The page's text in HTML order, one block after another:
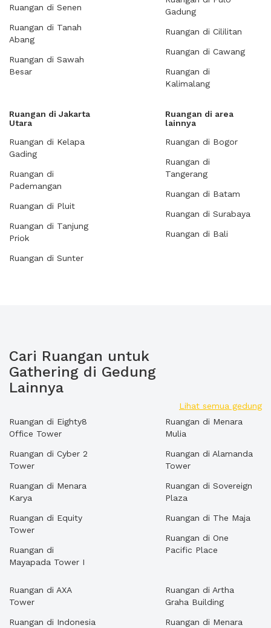
Ruangan di Senen
Ruangan di Tanah
Abang
Ruangan di Sawah
Besar
Gadung
Ruangan di Cililitan
Ruangan di Cawang
Ruangan di
Kalimalang
Ruangan di Jakarta
Utara
Ruangan di Kelapa
Gading
Ruangan di
Pademangan
Ruangan di Pluit
Ruangan di Tanjung
Priok
Ruangan di Sunter
Ruangan di area
lainnya
Ruangan di Bogor
Ruangan di
Tangerang
Ruangan di Batam
Ruangan di Surabaya
Ruangan di Bali
Cari Ruangan untuk
Gathering di Gedung
Lainnya
Lihat semua gedung
Ruangan di Eighty8
Office Tower
Ruangan di Cyber 2
Tower
Ruangan di Menara
Karya
Ruangan di Equity
Tower
Ruangan di
Mayapada Tower I
Ruangan di Menara
Mulia
Ruangan di Alamanda
Tower
Ruangan di Sovereign
Plaza
Ruangan di The Maja
Ruangan di One
Pacific Place
Ruangan di AXA
Tower
Ruangan di Indonesia
Ruangan di Artha
Graha Building
Ruangan di Menara